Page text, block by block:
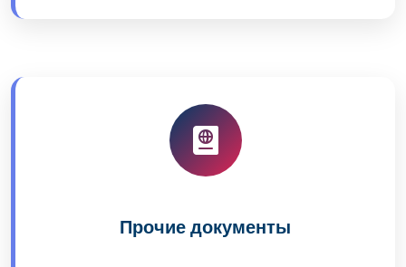
Прочие документы